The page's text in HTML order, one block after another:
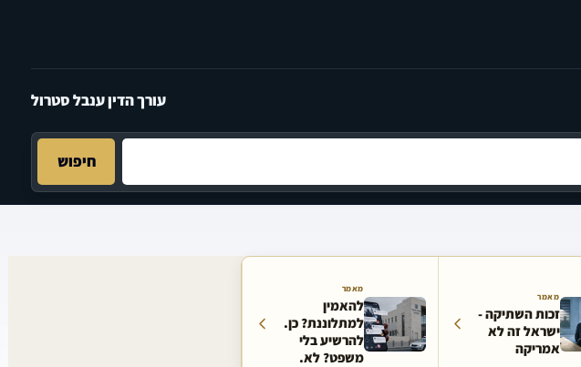
עורך הדין ענבל סטרול
חיפוש
מאמר
זכות השתיקה -
ישראל זה לא
אמריקה
מאמר
להאמין
למתלוננת? כן.
להרשיע בלי
משפט? לא.